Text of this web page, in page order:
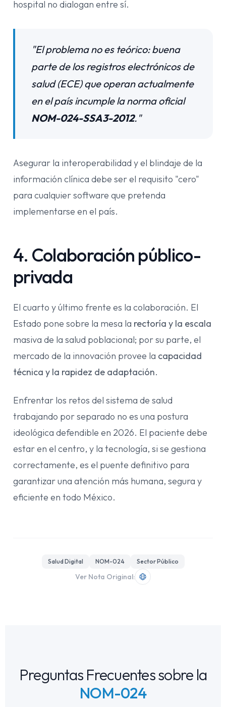
hospital no dialogan entre sí.
"El problema no es teórico: buena
parte de los registros electrónicos de
salud (ECE) que operan actualmente
en el país incumple la norma oficial
NOM-024-SSA3-2012."
Asegurar la interoperabilidad y el blindaje de la
información clínica debe ser el requisito "cero"
para cualquier software que pretenda
implementarse en el país.
4. Colaboración público-
privada
El cuarto y último frente es la colaboración. El
Estado pone sobre la mesa la rectoría y la escala
masiva de la salud poblacional; por su parte, el
mercado de la innovación provee la capacidad
técnica y la rapidez de adaptación.
Enfrentar los retos del sistema de salud
trabajando por separado no es una postura
ideológica defendible en 2026. El paciente debe
estar en el centro, y la tecnología, si se gestiona
correctamente, es el puente definitivo para
garantizar una atención más humana, segura y
eficiente en todo México.
Salud Digital NOM-024 Sector Público
Ver Nota Original:
Preguntas Frecuentes sobre la
NOM-024